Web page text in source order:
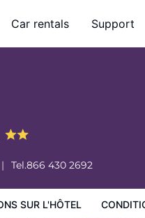
Car rentals Support
Tel.866 430 2692
SUR L'HÔTEL